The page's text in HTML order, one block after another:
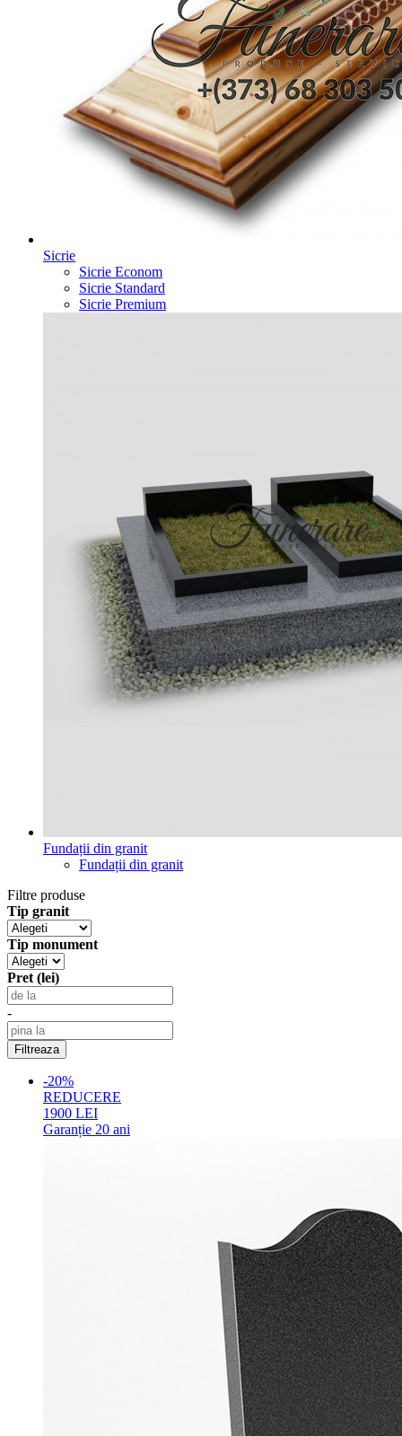
Sicrie
Sicrie Econom
Sicrie Standard
Sicrie Premium
Fundații din granit
Fundații din granit
Filtre produse
Tip granit
Tip monument
Pret (lei)
-
-20%
REDUCERE
1900 LEI
Garanție 20 ani